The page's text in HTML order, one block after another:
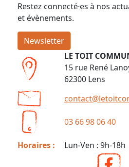
Restez connecté·es à nos
et évènements.
Newsletter
LE TOIT
15 rue René
62300 Lens
03 66 98 06 40
Horaires : Lun-Ven : 9h-18h